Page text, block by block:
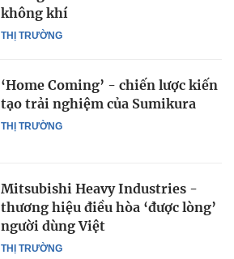
THỊ TRƯỜNG
không khí
THỊ TRƯỜNG
‘Home Coming’ - chiến lược kiến
tạo trải nghiệm của Sumikura
THỊ TRƯỜNG
Mitsubishi Heavy Industries -
thương hiệu điều hòa ‘được lòng’
người dùng Việt